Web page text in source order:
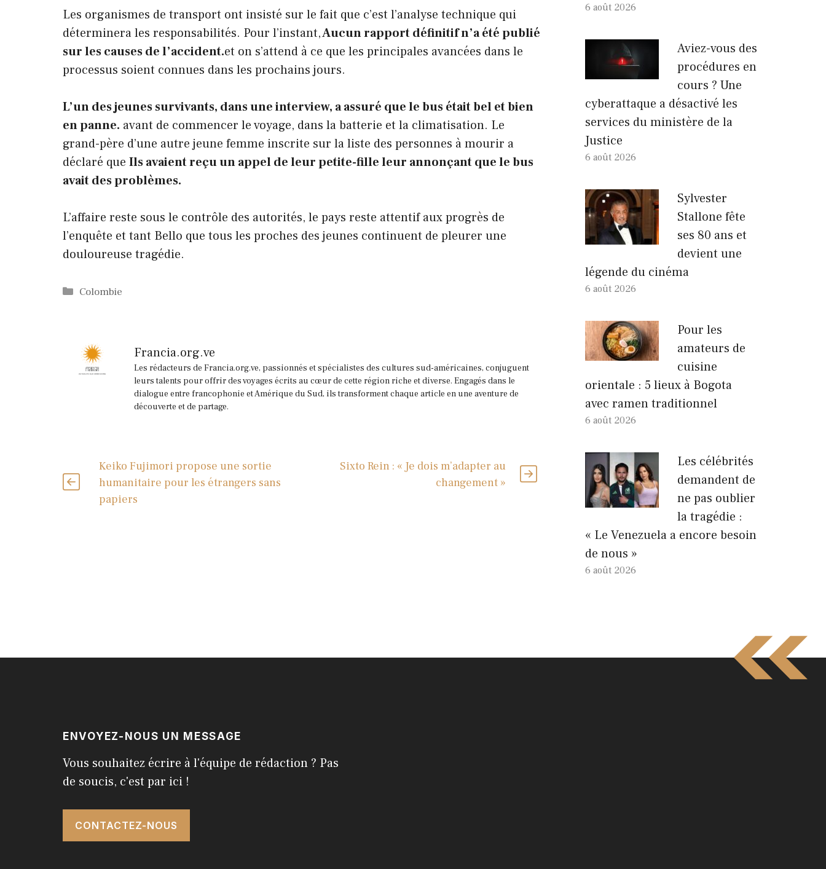
Les organismes de transport ont insisté sur le fait que c’est l’analyse technique qui
déterminera les responsabilités. Pour l’instant,Aucun rapport définitif n’a été publié
sur les causes de l’accident.et on s’attend à ce que les principales avancées dans le
processus soient connues dans les prochains jours.
L’un des jeunes survivants, dans une interview, a assuré que le bus était bel et bien
en panne. avant de commencer le voyage, dans la batterie et la climatisation. Le
grand-père d’une autre jeune femme inscrite sur la liste des personnes à mourir a
déclaré que Ils avaient reçu un appel de leur petite-fille leur annonçant que le bus
avait des problèmes.
L’affaire reste sous le contrôle des autorités, le pays reste attentif aux progrès de
l’enquête et tant Bello que tous les proches des jeunes continuent de pleurer une
douloureuse tragédie.
Catégories
Colombie
Francia.org.ve
Les rédacteurs de Francia.org.ve, passionnés et spécialistes des cultures sud-américaines, conjuguent
leurs talents pour offrir des voyages écrits au cœur de cette région riche et diverse. Engagés dans le
dialogue entre francophonie et Amérique du Sud, ils transforment chaque article en une aventure de
découverte et de partage.
Keiko Fujimori propose une sortie
humanitaire pour les étrangers sans
papiers
Sixto Rein : « Je dois m’adapter au
changement »
6 août 2026
Aviez-vous des
procédures en
cours ? Une
cyberattaque a désactivé les
services du ministère de la
Justice
6 août 2026
Sylvester
Stallone fête
ses 80 ans et
devient une
légende du cinéma
6 août 2026
Pour les
amateurs de
cuisine
orientale : 5 lieux à Bogota
avec ramen traditionnel
6 août 2026
Les célébrités
demandent de
ne pas oublier
la tragédie :
« Le Venezuela a encore besoin
de nous »
6 août 2026
ENVOYEZ-NOUS UN MESSAGE
Vous souhaitez écrire à l'équipe de rédaction ? Pas
de soucis, c'est par ici !
CONTACTEZ-NOUS